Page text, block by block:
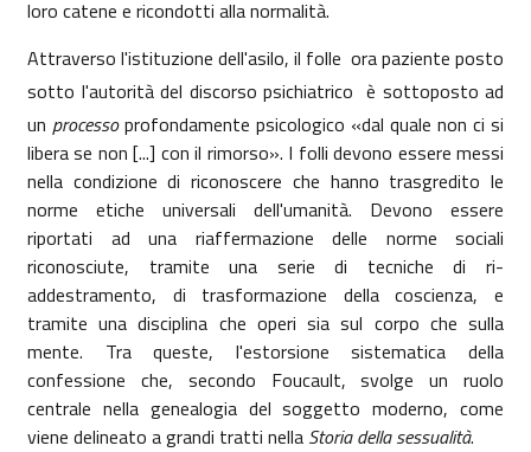
loro catene e ricondotti alla normalità.
Attraverso l'istituzione dell'asilo, il folle  ora paziente posto
sotto l'autorità del discorso psichiatrico  è sottoposto ad
un processoprofondamente psicologico «dal quale non ci si
libera se non [...] con il rimorso». I folli devono essere messi
nella condizione di riconoscere che hanno trasgredito le
norme etiche universali dell'umanità. Devono essere
riportati ad una riaffermazione delle norme sociali
riconosciute, tramite una serie di tecniche di ri-
addestramento, di trasformazione della coscienza, e
tramite una disciplina che operi sia sul corpo che sulla
mente. Tra queste, l'estorsione sistematica della
confessione che, secondo Foucault, svolge un ruolo
centrale nella genealogia del soggetto moderno, come
viene delineato a grandi tratti nella Storia della sessualità.